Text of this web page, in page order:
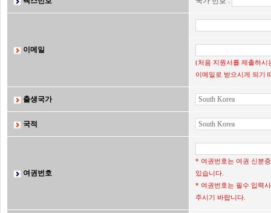
이메일
(처음 지원서를 제출하시
이메일로 받으시게 되기
출생국가
국적
여권번호
* 여권번호는 여권 신분
있습니다.
* 여권번호는 필수 입력
주시기 바랍니다.